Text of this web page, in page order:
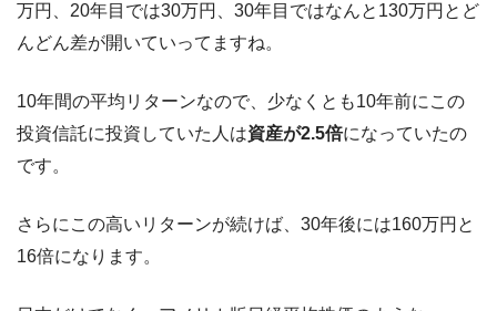
万円、20年目では30万円、30年目ではなんと130万円とど
んどん差が開いていってますね。
10年間の平均リターンなので、少なくとも10年前にこの
投資信託に投資していた人は資産が2.5倍になっていたの
です。
さらにこの高いリターンが続けば、30年後には160万円と
16倍になります。